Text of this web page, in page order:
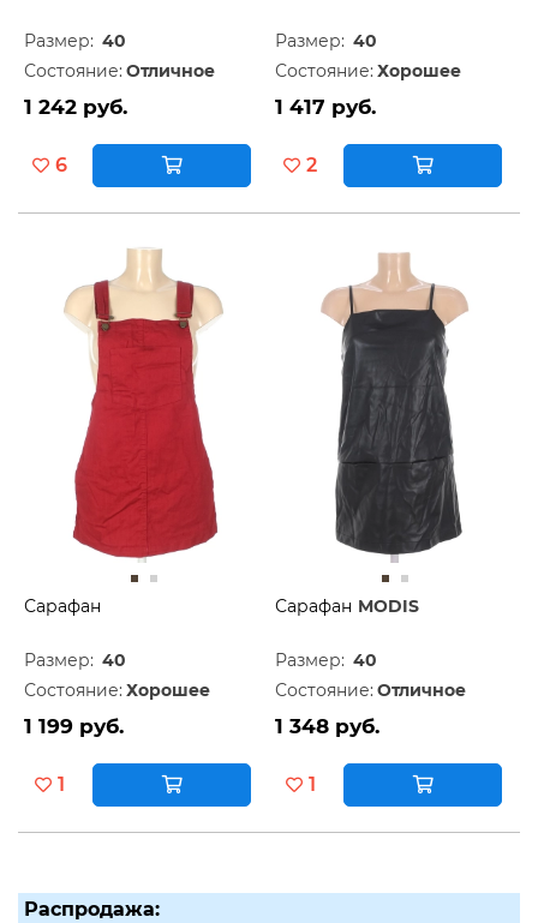
Размер: 40
Состояние: Отличное
1 242 руб.
6
Размер: 40
Состояние: Хорошее
1 417 руб.
2
Сарафан
Размер: 40
Состояние: Хорошее
1 199 руб.
1
Сарафан MODIS
Размер: 40
Состояние: Отличное
1 348 руб.
1
Распродажа: